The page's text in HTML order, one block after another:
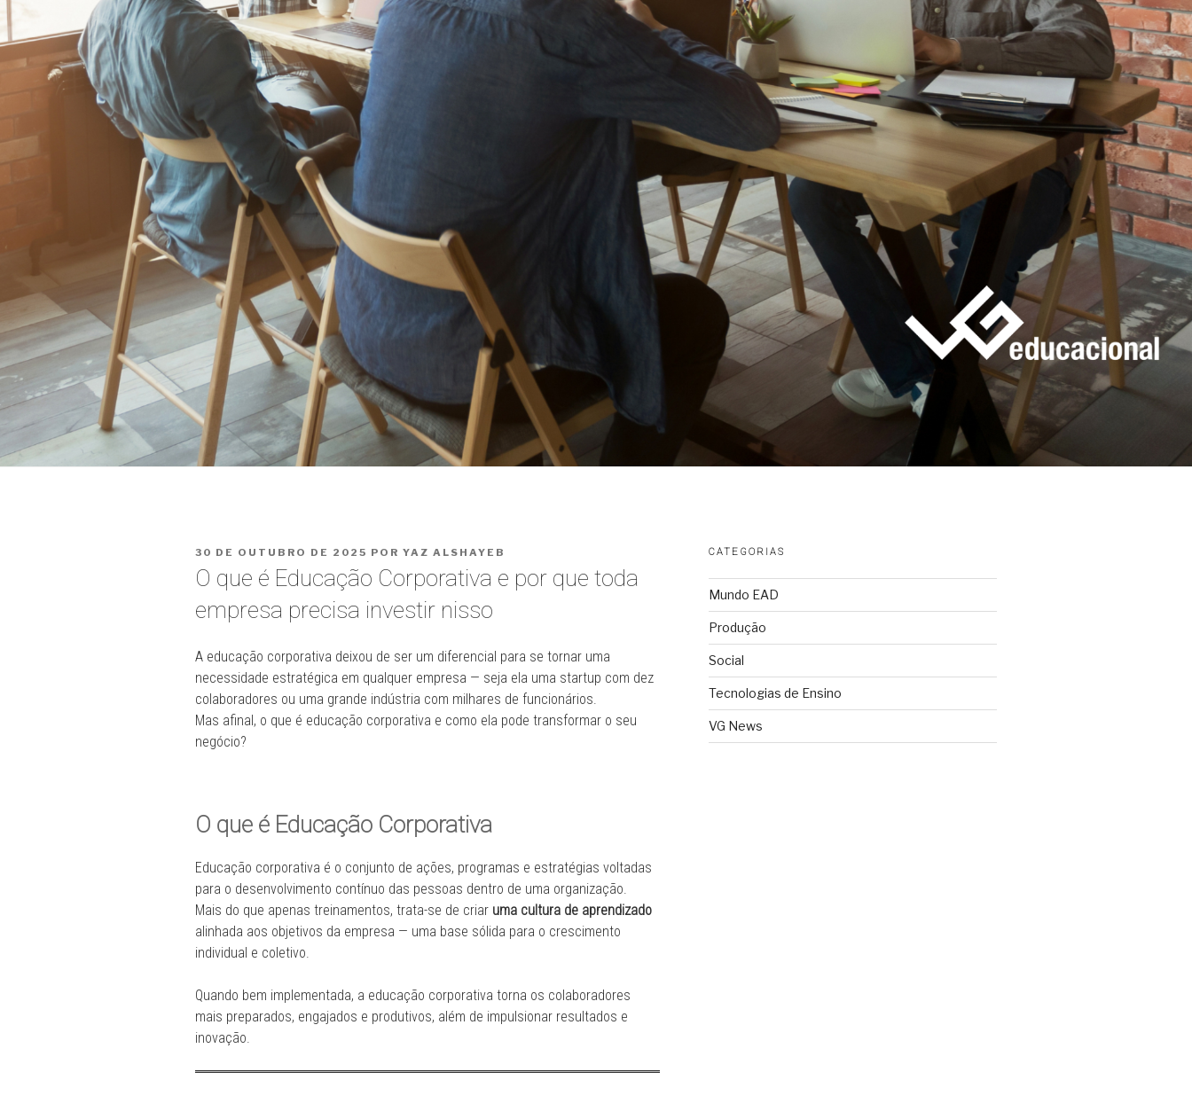
PUBLICADO
30 DE OUTUBRO DE 2025 POR YAZ ALSHAYEB
O que é Educação Corporativa e por que toda
empresa precisa investir nisso
A educação corporativa deixou de ser um diferencial para se tornar uma
necessidade estratégica em qualquer empresa — seja ela uma startup com dez
colaboradores ou uma grande indústria com milhares de funcionários.
Mas afinal, o que é educação corporativa e como ela pode transformar o seu
negócio?
O que é Educação Corporativa
Educação corporativa é o conjunto de ações, programas e estratégias voltadas
para o desenvolvimento contínuo das pessoas dentro de uma organização.
Mais do que apenas treinamentos, trata-se de criar uma cultura de aprendizado
alinhada aos objetivos da empresa — uma base sólida para o crescimento
individual e coletivo.
Quando bem implementada, a educação corporativa torna os colaboradores
mais preparados, engajados e produtivos, além de impulsionar resultados e
inovação.
CATEGORIAS
Mundo EAD
Produção
Social
Tecnologias de Ensino
VG News